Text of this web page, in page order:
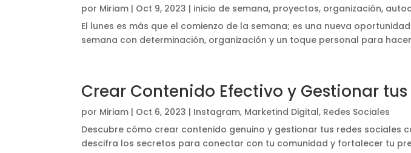
por Miriam | Oct 9, 2023 | inicio de semana, proyectos, organización,
El lunes es más que el comienzo de la semana; es una nueva
semana con determinación, organización y un toque personal para
Crear Contenido Efectivo y Gestionar
por Miriam | Oct 6, 2023 | Instagram, Marketind Digital, Redes Sociales
Descubre cómo crear contenido genuino y gestionar tus redes sociales
descifra los secretos para conectar con tu comunidad y fortalecer tu